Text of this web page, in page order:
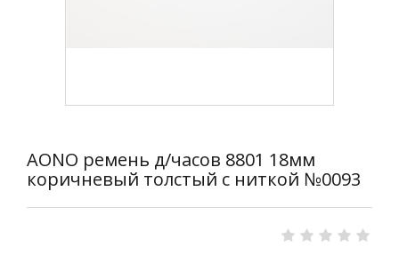
AONO ремень д/часов 8801 18мм
коричневый толстый с ниткой №0093